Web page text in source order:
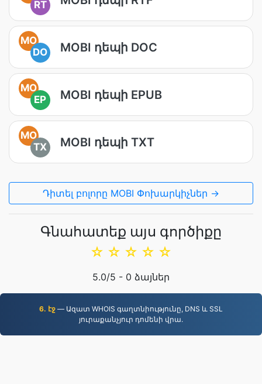
RT
MO
DO
MOBI դեպի DOC
MO
EP
MOBI դեպի EPUB
MO
TX
MOBI դեպի TXT
Դիտել բոլորը MOBI Փոխարկիչներ →
Գնահատեք այս գործիքը
☆
☆
☆
☆
☆
5.0/5 - 0 ձայներ
6. էջ — Ազատ WHOIS գաղտնիությունը, DNS և SSL
յուրաքանչյուր դոմենի վրա.